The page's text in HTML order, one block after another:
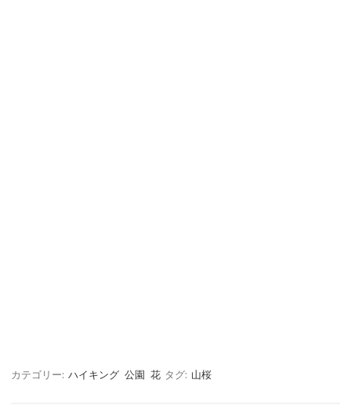
カテゴリー: ハイキング 公園 花 タグ: 山桜